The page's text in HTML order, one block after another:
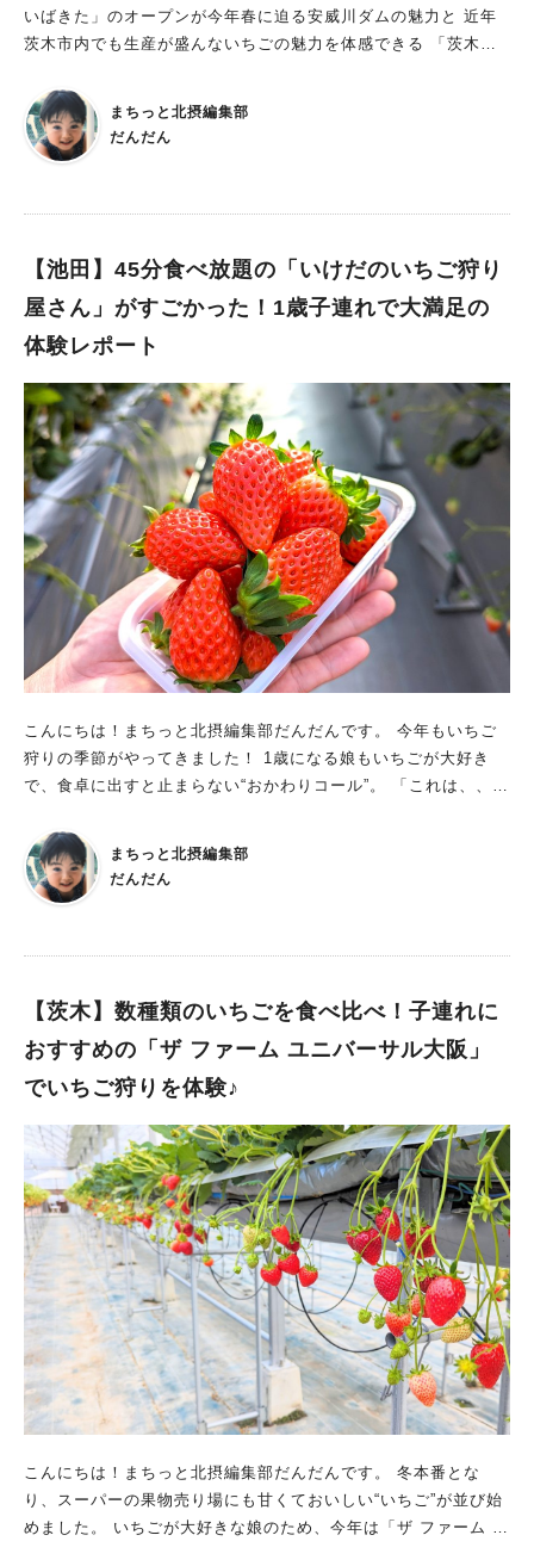
いばきた」のオープンが今年春に迫る安威川ダムの魅力と 近年
茨木市内でも生産が盛んないちごの魅力を体感できる 「茨木い
れます。 いちごの摘み取り＆食べ比べに、ダムケーキ作りが体
験できますよ！（事前申込制） 農園でいちごを摘み取り＆食べ
比べ 同ツアーでは、3代続く大阪府内でも有数のいちご農家「寺
とめや紅ほっぺなどを摘み取りできるんですって。 「いちごっ
は？」など、 生産者の寺田さんが皆さんの疑問に直接答えてく
れるそうですよ。 ※生育状況により、摘み取りができない可能
各自おにクルへ移動し、 おにクル内のカフェ「ティ・コ・ラッ
テ Terrace店」のパティシエ指導のもと、 安威川ダムに見立て
た“ダムケーキ”を作ります。 ダムケーキには、寺田農園で摘み取
ったいちごをたっぷり使用。 一体どんな形のケーキに仕上がる
のか楽しみですね！ ツアーは2部制。申込みは3月5日（火）まで
ツアーは両日2部制で、午前9時～午後12時30分と、正午～午後3
時30分（内容は同じ）。 対象は小学生以下の子を含む3人以内の
グループで、自動車、自動二輪車または自転車で参加できる人。
参加費用は1グループにつき4,500円（ダムケーキ調理実習費
用）。 定員は各部8組まで。応募多数の場合は抽選となります。
申込締切は2024年3月5日（火）。 茨木の魅力にふれる春らしい
みはこちら】
まちっと北摂編集部
だんだん
【池田】45分食べ放題の「いけだのいちご狩り
屋さん」がすごかった！1歳子連れで大満足の
体験レポート
こんにちは！まちっと北摂編集部だんだんです。 今年もいちご
狩りの季節がやってきました！ 1歳になる娘もいちごが大好き
で、食卓に出すと止まらない“おかわりコール”。 「これは、、い
ごの食べ放題ができると聞いた「いけだのいちご狩り屋さん」を
シーズン開始直後にすぐ予約。家族でいちご狩り体験してきまし
たー！ アクセスしやすい！都市近郊型のいちご狩り屋さん いけ
気分で受付を済ませ、休憩スペースでスタートを待ちます。 入
シルバー（65歳以上）と子ども（小学生以下）は1,700円、2歳
以下は無料。 45分食べ放題です。 大きな荷物は荷物棚に置いて
だけを入れられる、小さめのバッグ（ショルダーがおすすめ！）
があるといいですね。 ゆったり楽しめる、真っ赤ないちごパラ
ダイスに親子で大興奮！ いちご狩りの説明を聞いたら、 いちご
を入れるトレイとハサミを受け取り、いよいよハウス内へ！ 入
ってすぐ、甘～いいちごの香りがふんわり感じられます。 ハウ
スの中は思った以上に暖かく、上着を脱いでも大丈夫！ いちご
の高さが、1歳の娘（身長約80センチ）でも届くくらいなので、
小さい子どもでも摘み取りやすくて嬉しいですね♪ 私たちを含め
て7家族ほどいましたが、事前予約の完全入れ替え制なので 1レ
ーン貸し切りというくらいに ゆったりと周りを気にせず、家族
でいちご狩りに没頭できました！ 冬ならではの熟成された甘み
と、じゅわっとまろやかで優しい甘みが広がります。 1月～2月
は冬の寒い時期にじっくりと時間をかけて成長していくので、
糖分をしっかり蓄えるため、とても甘くなるそうです。 「これ
まちっと北摂編集部
だんだん
【茨木】数種類のいちごを食べ比べ！子連れに
おすすめの「ザ ファーム ユニバーサル大阪」
でいちご狩りを体験♪
こんにちは！まちっと北摂編集部だんだんです。 冬本番とな
り、スーパーの果物売り場にも甘くておいしい“いちご”が並び始
めました。 いちごが大好きな娘のため、今年は「ザ ファーム ユ